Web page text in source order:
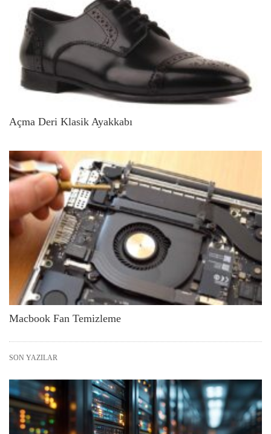
Açma Deri Klasik Ayakkabı
Macbook Fan Temizleme
SON YAZILAR